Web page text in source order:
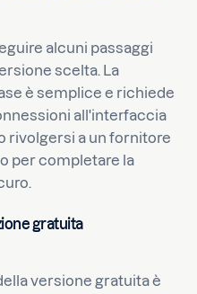
alcuni passaggi
scelta. La
è semplice e richiede
all'interfaccia
rivolgersi a un fornitore
per completare la
gratuita
versione gratuita è